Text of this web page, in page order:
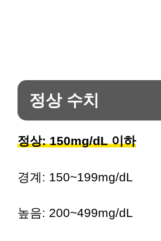
정상 수치
정상: 150mg/dL 이하
경계: 150~199mg/dL
높음: 200~499mg/dL